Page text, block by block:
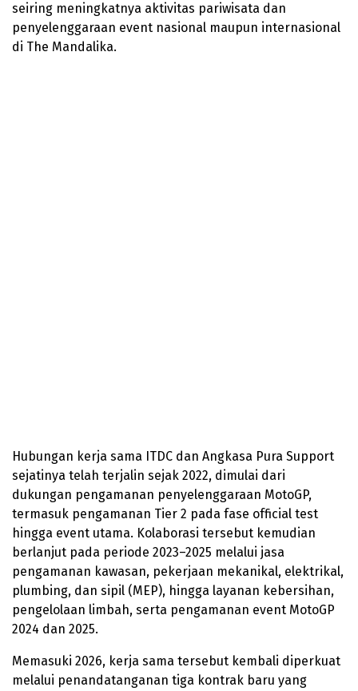
seiring meningkatnya aktivitas pariwisata dan
penyelenggaraan event nasional maupun internasional
di The Mandalika.
Hubungan kerja sama ITDC dan Angkasa Pura Support
sejatinya telah terjalin sejak 2022, dimulai dari
dukungan pengamanan penyelenggaraan MotoGP,
termasuk pengamanan Tier 2 pada fase official test
hingga event utama. Kolaborasi tersebut kemudian
berlanjut pada periode 2023–2025 melalui jasa
pengamanan kawasan, pekerjaan mekanikal, elektrikal,
plumbing, dan sipil (MEP), hingga layanan kebersihan,
pengelolaan limbah, serta pengamanan event MotoGP
2024 dan 2025.
Memasuki 2026, kerja sama tersebut kembali diperkuat
melalui penandatanganan tiga kontrak baru yang